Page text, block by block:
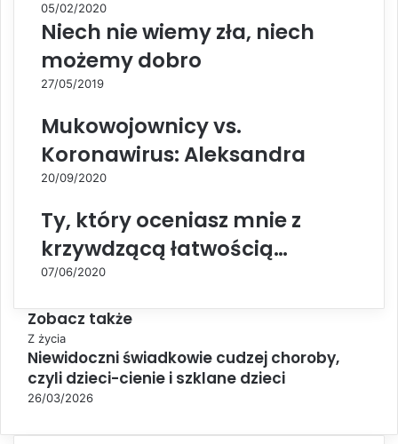
05/02/2020
Niech nie wiemy zła, niech
możemy dobro
27/05/2019
Mukowojownicy vs.
Koronawirus: Aleksandra
20/09/2020
Ty, który oceniasz mnie z
krzywdzącą łatwością…
07/06/2020
Zobacz także
C
l
o
s
Z życia
Niewidoczni świadkowie cudzej choroby,
czyli dzieci-cienie i szklane dzieci
26/03/2026